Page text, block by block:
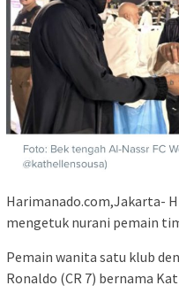
Harimanado.com,Jakarta-
mengetuk nurani pemain
Pemain wanita satu klub
Ronaldo (CR 7) bernama